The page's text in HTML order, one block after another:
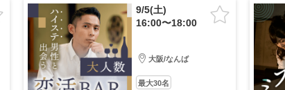
9/5(土)
16:00〜18:00
大阪/なんば
最大30名